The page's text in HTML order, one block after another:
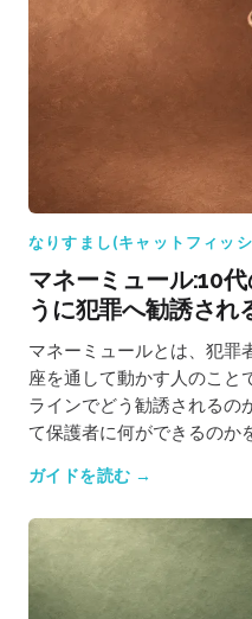
なりすまし(キャットフィッ
マネーミュール:10
うに犯罪へ勧誘され
マネーミュールとは、犯罪
座を通して動かす人のこと
ラインでどう勧誘されるの
て保護者に何ができるのか
ガイドを読む →